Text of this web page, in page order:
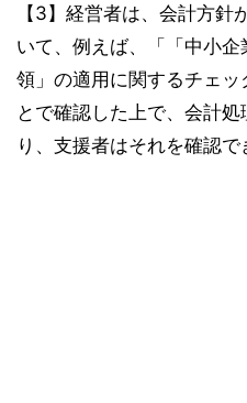
【3】経営者は、会計方針
いて、例えば、「「中小
領」の適用に関するチェッ
とで確認した上で、会計
り、支援者はそれを確認で